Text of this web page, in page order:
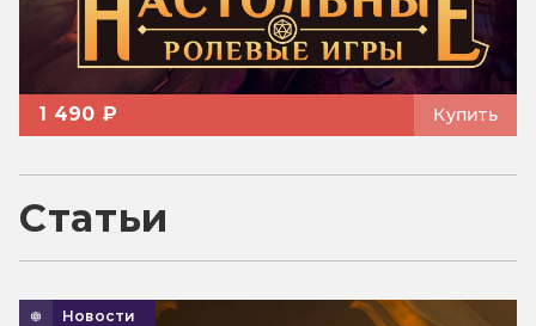
1 490 ₽ Купить
Статьи
Новости